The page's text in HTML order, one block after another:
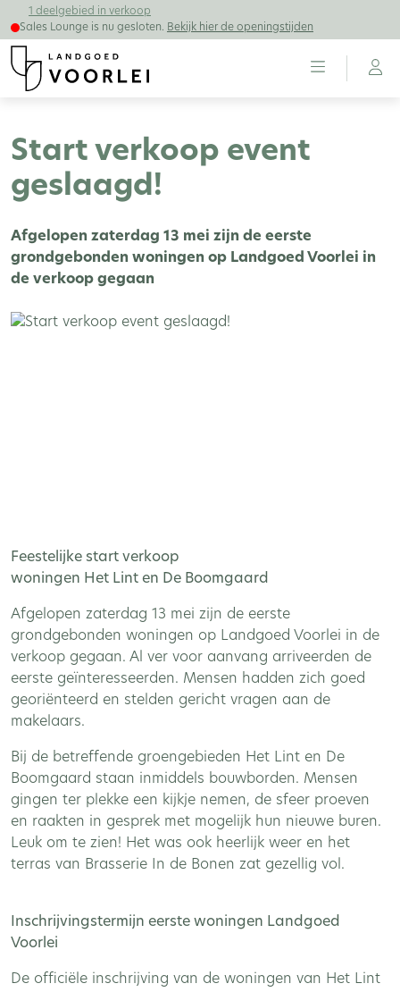
1 deelgebied in verkoop
Sales Lounge is nu gesloten. Bekijk hier de openingstijden
Start verkoop event
geslaagd!
Afgelopen zaterdag 13 mei zijn de eerste
grondgebonden woningen op Landgoed Voorlei in
de verkoop gegaan
Feestelijke start verkoop
woningen Het Lint en De Boomgaard
Afgelopen zaterdag 13 mei zijn de eerste
grondgebonden woningen op Landgoed Voorlei in de
verkoop gegaan. Al ver voor aanvang arriveerden de
eerste geïnteresseerden. Mensen hadden zich goed
georiënteerd en stelden gericht vragen aan de
makelaars.
Bij de betreffende groengebieden Het Lint en De
Boomgaard staan inmiddels bouwborden. Mensen
gingen ter plekke een kijkje nemen, de sfeer proeven
en raakten in gesprek met mogelijk hun nieuwe buren.
Leuk om te zien! Het was ook heerlijk weer en het
terras van Brasserie In de Bonen zat gezellig vol.
Inschrijvingstermijn eerste woningen Landgoed
Voorlei
De officiële inschrijving van de woningen van Het Lint